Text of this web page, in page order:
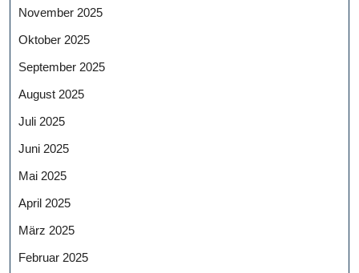
November 2025
Oktober 2025
September 2025
August 2025
Juli 2025
Juni 2025
Mai 2025
April 2025
März 2025
Februar 2025